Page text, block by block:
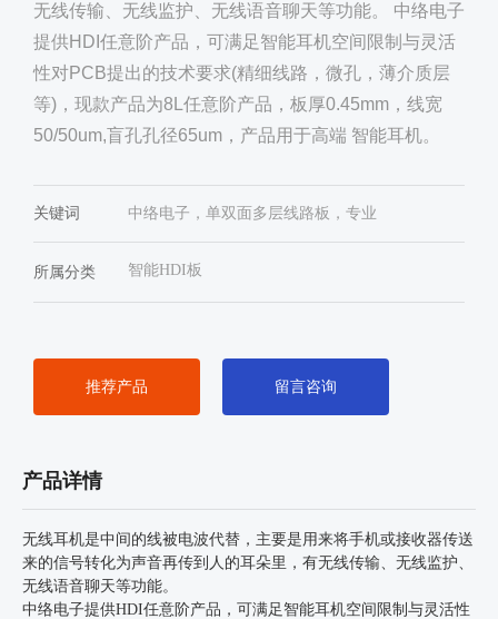
无线传输、无线监护、无线语音聊天等功能。 中络电子
提供HDI任意阶产品，可满足智能耳机空间限制与灵活
性对PCB提出的技术要求(精细线路，微孔，薄介质层
等)，现款产品为8L任意阶产品，板厚0.45mm，线宽
50/50um,盲孔孔径65um，产品用于高端 智能耳机。
关键词 中络电子，单双面多层线路板，专业
所属分类 智能HDI板
推荐产品 留言咨询
产品详情
无线耳机是中间的线被电波代替，主要是用来将手机或接收器传送
来的信号转化为声音再传到人的耳朵里，有无线传输、无线监护、
无线语音聊天等功能。
中络电子提供HDI任意阶产品，可满足智能耳机空间限制与灵活性